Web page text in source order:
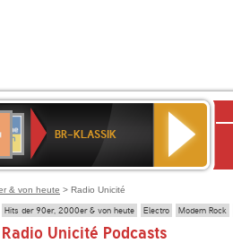
BR-KLASSIK
& von heute > Radio Unicité
Hits der 90er, 2000er & von heute Electro Modern Rock
Radio Unicité Podcasts